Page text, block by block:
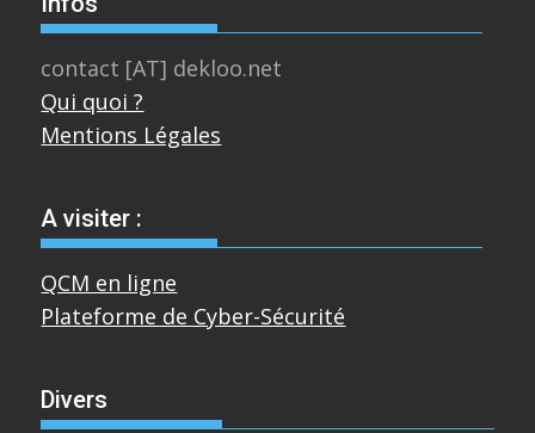
contact [AT] dekloo.net
Qui quoi ?
Mentions Légales
A visiter :
QCM en ligne
Plateforme de Cyber-Sécurité
Divers